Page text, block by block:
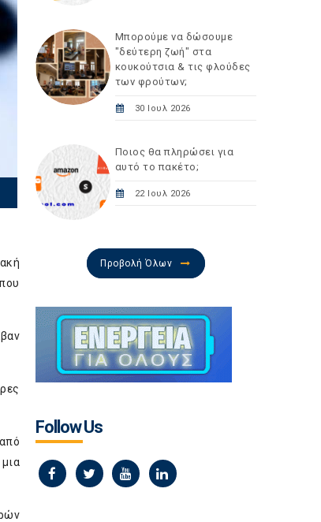
Μπορούμε να δώσουμε
"δεύτερη ζωή" στα
κουκούτσια & τις φλούδες
των φρούτων;
30 Ιουλ 2026
Ποιος θα πληρώσει για
αυτό το πακέτο;
22 Ιουλ 2026
Προβολή Όλων
Follow Us